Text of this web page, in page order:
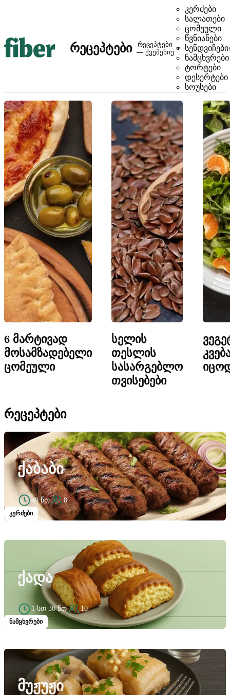
რეცეპტები
რეცეპტები
— ქვემენიუ
კერძები
სალათები
ცომეული
წვნიანები
სენდვიჩები
ნამცხვრები
ტორტები
დესერტები
სოუსები
6 მარტივად
მოსამზადებელი
ცომეული
სელის
თესლის
სასარგებლო
თვისებები
ᲠᲔᲪᲔᲞᲢᲔᲑᲘ
კერძები
ᲥᲐᲑᲐᲑᲘ
40 წთ 8
ნამცხვრები
ᲥᲐᲓᲐ
1 სთ 30 წთ 10
ᲛᲣᲟᲣᲟᲘ